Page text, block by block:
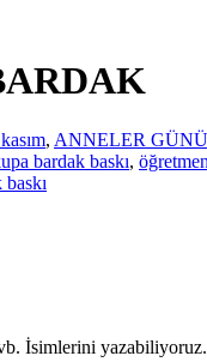
, ANNELER GÜNÜ
bardak baskı,
İsimlerini yazabiliyoruz.